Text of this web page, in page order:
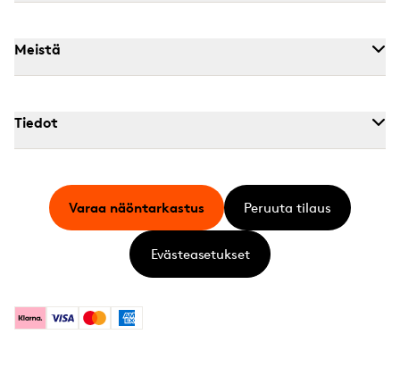
Meistä
Tiedot
KlarnaVisa MastercardAmerican Express
Varaa näöntarkastus Peruuta tilaus
Evästeasetukset